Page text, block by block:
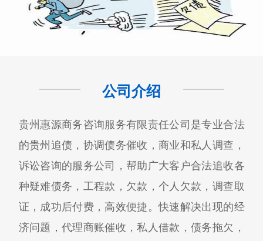
公司介绍
贵州惠源商务咨询服务有限责任公司是专业合法
的贵州追债，协调债务催收，商业和私人调查，
诉讼咨询的服务公司，帮助广大客户合法追收各
种疑难债务，工程款，欠款，个人欠款，调查取
证，成功后付费，高效便捷。快速解决出现的经
济问题，代理商账催收，私人借款，债务拖欠，